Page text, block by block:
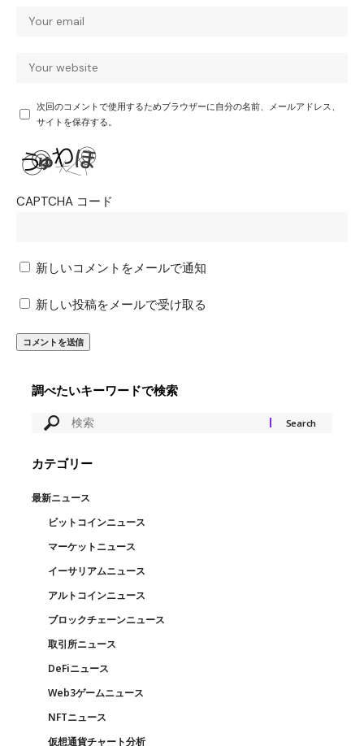
次回のコメントで使用するためブラウザーに自分の名前、メールアドレス、
サイトを保存する。
CAPTCHA コード
新しいコメントをメールで通知
新しい投稿をメールで受け取る
調べたいキーワードで検索
カテゴリー
最新ニュース
ビットコインニュース
マーケットニュース
イーサリアムニュース
アルトコインニュース
ブロックチェーンニュース
取引所ニュース
DeFiニュース
Web3ゲームニュース
NFTニュース
仮想通貨チャート分析